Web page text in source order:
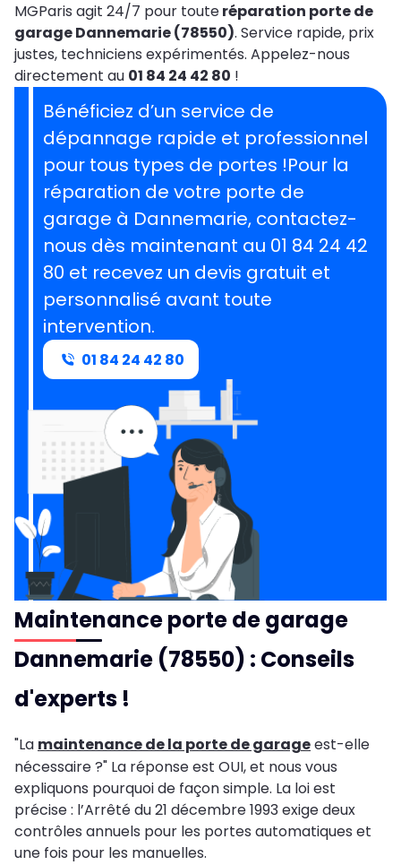
MGParis agit 24/7 pour touteréparation porte de
garage Dannemarie (78550). Service rapide, prix
justes, techniciens expérimentés. Appelez-nous
directement au 01 84 24 42 80 !
Bénéficiez d’un service de
dépannage rapide et professionnel
pour tous types de portes !Pour la
réparation de votre porte de
garage à Dannemarie, contactez-
nous dès maintenant au 01 84 24 42
80 et recevez un devis gratuit et
personnalisé avant toute
intervention.
01 84 24 42 80
Maintenance porte de garage
Dannemarie (78550) : Conseils
d'experts !
"La maintenance de la porte de garageest-elle
nécessaire ?" La réponse est OUI, et nous vous
expliquons pourquoi de façon simple. La loi est
précise : l’Arrêté du 21 décembre 1993 exige deux
contrôles annuels pour les portes automatiques et
une fois pour les manuelles.